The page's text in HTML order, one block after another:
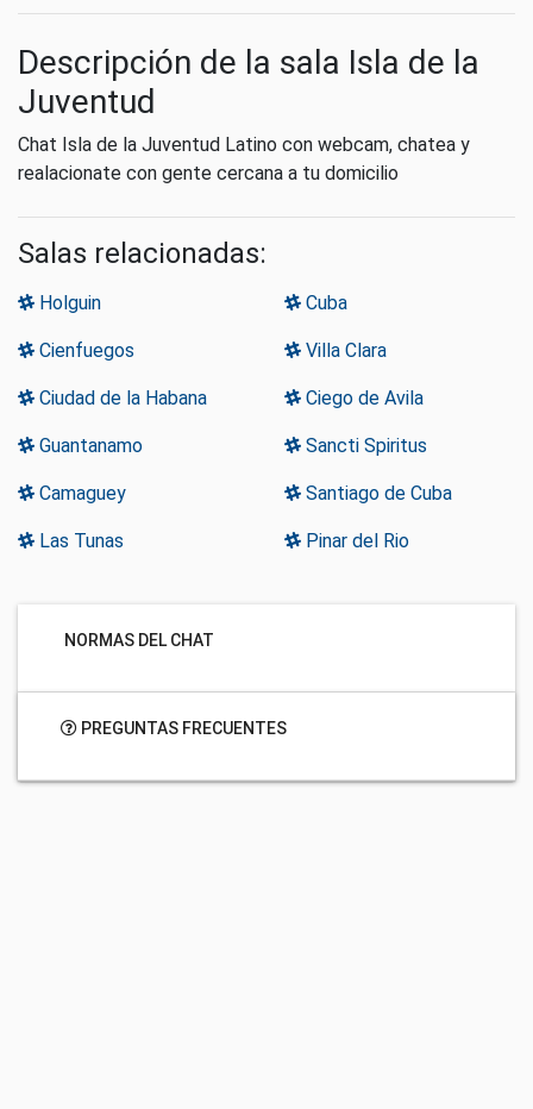
Descripción de la sala Isla de la
Juventud
Chat Isla de la Juventud Latino con webcam, chatea y
realacionate con gente cercana a tu domicilio
Salas relacionadas:
Holguin Cuba
Cienfuegos Villa Clara
Ciudad de la Habana Ciego de Avila
Guantanamo Sancti Spiritus
Camaguey Santiago de Cuba
Las Tunas Pinar del Rio
NORMAS DEL CHAT
PREGUNTAS FRECUENTES